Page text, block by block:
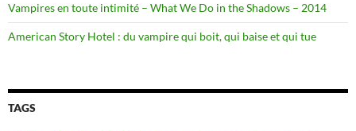
Vampires en toute intimité – What We Do in the Shadows – 2014
American Story Hotel : du vampire qui boit, qui baise et qui tue
TAGS